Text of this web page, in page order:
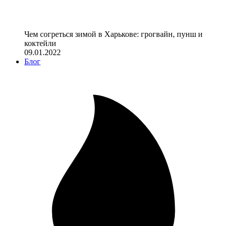
Чем согреться зимой в Харькове: грогвайн, пунш и
коктейли
09.01.2022
Блог